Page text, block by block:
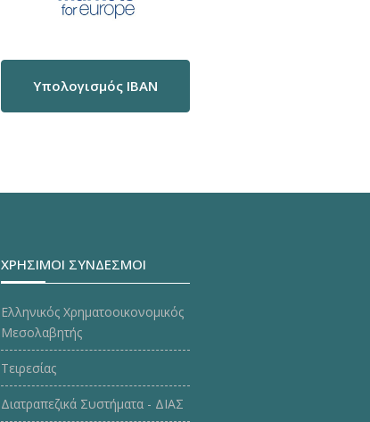
Υπολογισμός IBAN
ΧΡΗΣΙΜΟΙ ΣΥΝΔΕΣΜΟΙ
Ελληνικός Χρηματοοικονομικός
Μεσολαβητής
Τειρεσίας
Διατραπεζικά Συστήματα - ΔΙΑΣ